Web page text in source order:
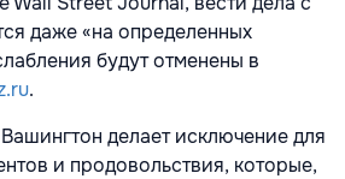
даже «на определенных
будут отменены в
.
делает исключение для
и продовольствия, которые,